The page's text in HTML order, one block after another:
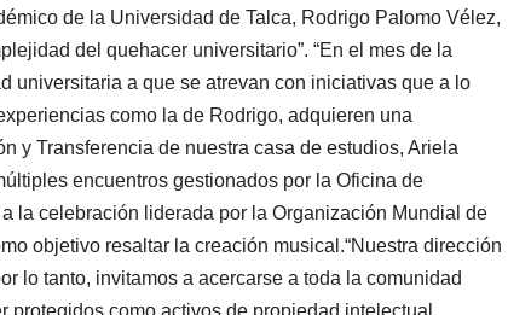
de la Universidad de Talca, Rodrigo Palomo Vélez,
del quehacer universitario”. “En el mes de la
universitaria a que se atrevan con iniciativas que a lo
como la de Rodrigo, adquieren una
y Transferencia de nuestra casa de estudios, Ariela
encuentros gestionados por la Oficina de
la celebración liderada por la Organización Mundial de
objetivo resaltar la creación musical.“Nuestra dirección
lo tanto, invitamos a acercarse a toda la comunidad
como activos de propiedad intelectual